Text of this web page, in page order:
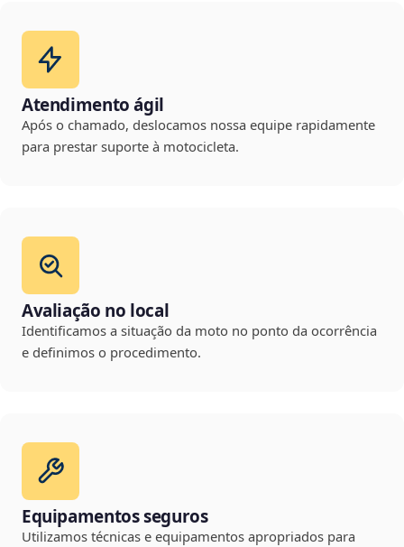
Atendimento ágil
Após o chamado, deslocamos nossa equipe rapidamente
para prestar suporte à motocicleta.
Avaliação no local
Identificamos a situação da moto no ponto da ocorrência
e definimos o procedimento.
Equipamentos seguros
Utilizamos técnicas e equipamentos apropriados para